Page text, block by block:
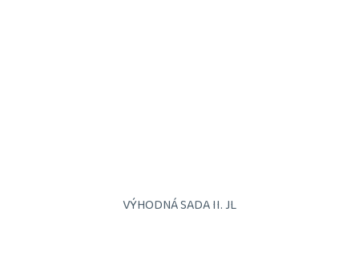
VÝHODNÁ SADA II. JL